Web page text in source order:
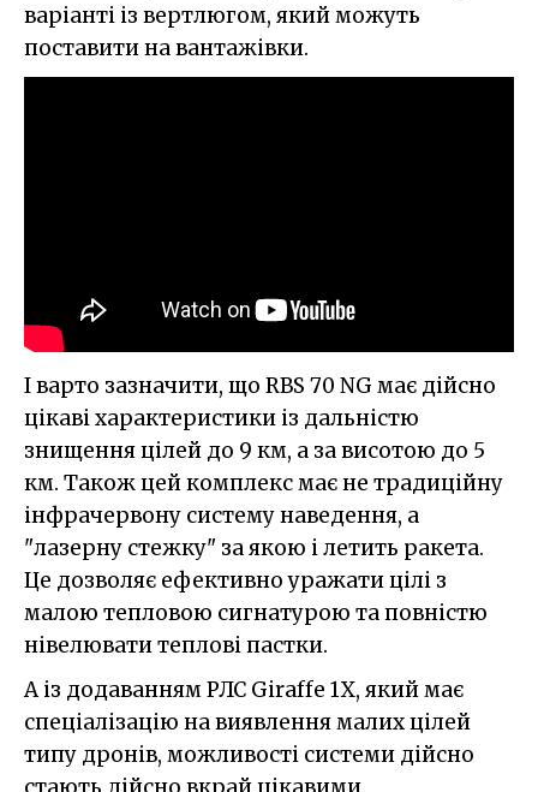
варіанті із вертлюгом, який можуть
поставити на вантажівки.
І варто зазначити, що RBS 70 NG має дійсно
цікаві характеристики із дальністю
знищення цілей до 9 км, а за висотою до 5
км. Також цей комплекс має не традиційну
інфрачервону систему наведення, а
"лазерну стежку" за якою і летить ракета.
Це дозволяє ефективно уражати цілі з
малою тепловою сигнатурою та повністю
нівелювати теплові пастки.
А із додаванням РЛС Giraffe 1X, який має
спеціалізацію на виявлення малих цілей
типу дронів, можливості системи дійсно